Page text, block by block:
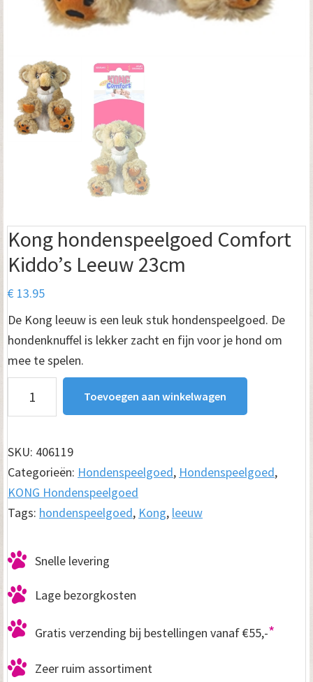
Kong hondenspeelgoed Comfort
Kiddo’s Leeuw 23cm
€ 13.95
De Kong leeuw is een leuk stuk hondenspeelgoed. De
hondenknuffel is lekker zacht en fijn voor je hond om
mee te spelen.
hondenspeelgoed
Kiddo's
Leeuw
23cm
aantal
Toevoegen aan winkelwagen
SKU: 406119
Categorieën: Hondenspeelgoed, Hondenspeelgoed,
KONG Hondenspeelgoed
Tags: hondenspeelgoed, Kong, leeuw
Snelle levering
Lage bezorgkosten
Gratis verzending bij bestellingen vanaf €55,-*
Zeer ruim assortiment